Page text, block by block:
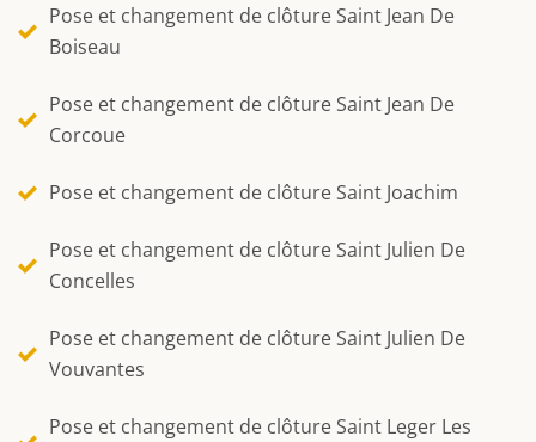
Pose et changement de clôture Saint Jean De
Boiseau
Pose et changement de clôture Saint Jean De
Corcoue
Pose et changement de clôture Saint Joachim
Pose et changement de clôture Saint Julien De
Concelles
Pose et changement de clôture Saint Julien De
Vouvantes
Pose et changement de clôture Saint Leger Les